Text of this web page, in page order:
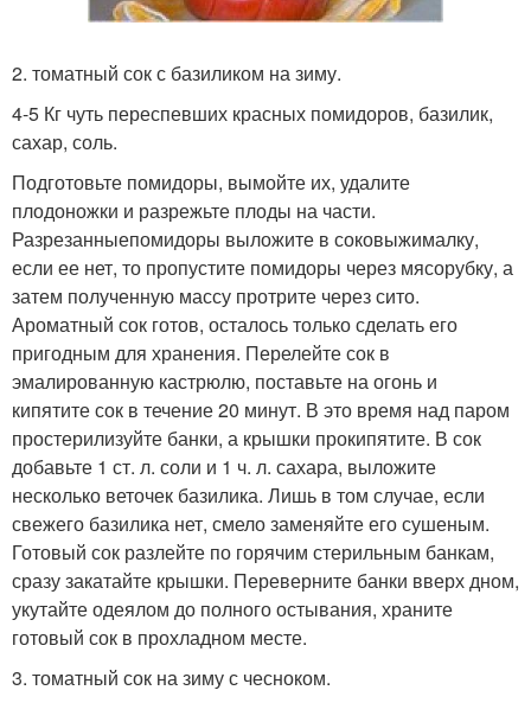
2. томатный сок с базиликом на зиму.
4-5 Кг чуть переспевших красных помидоров, базилик,
сахар, соль.
Подготовьте помидоры, вымойте их, удалите
плодоножки и разрежьте плоды на части.
Разрезанныепомидоры выложите в соковыжималку,
если ее нет, то пропустите помидоры через мясорубку, а
затем полученную массу протрите через сито.
Ароматный сок готов, осталось только сделать его
пригодным для хранения. Перелейте сок в
эмалированную кастрюлю, поставьте на огонь и
кипятите сок в течение 20 минут. В это время над паром
простерилизуйте банки, а крышки прокипятите. В сок
добавьте 1 ст. л. соли и 1 ч. л. сахара, выложите
несколько веточек базилика. Лишь в том случае, если
свежего базилика нет, смело заменяйте его сушеным.
Готовый сок разлейте по горячим стерильным банкам,
сразу закатайте крышки. Переверните банки вверх дном,
укутайте одеялом до полного остывания, храните
готовый сок в прохладном месте.
3. томатный сок на зиму с чесноком.